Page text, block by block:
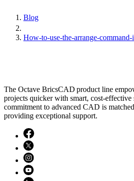
Blog
How-to-use-the-arrange-command-
The Octave BricsCAD product line
projects quicker with smart, cost-
commitment to advanced CAD is
providing exceptional support.